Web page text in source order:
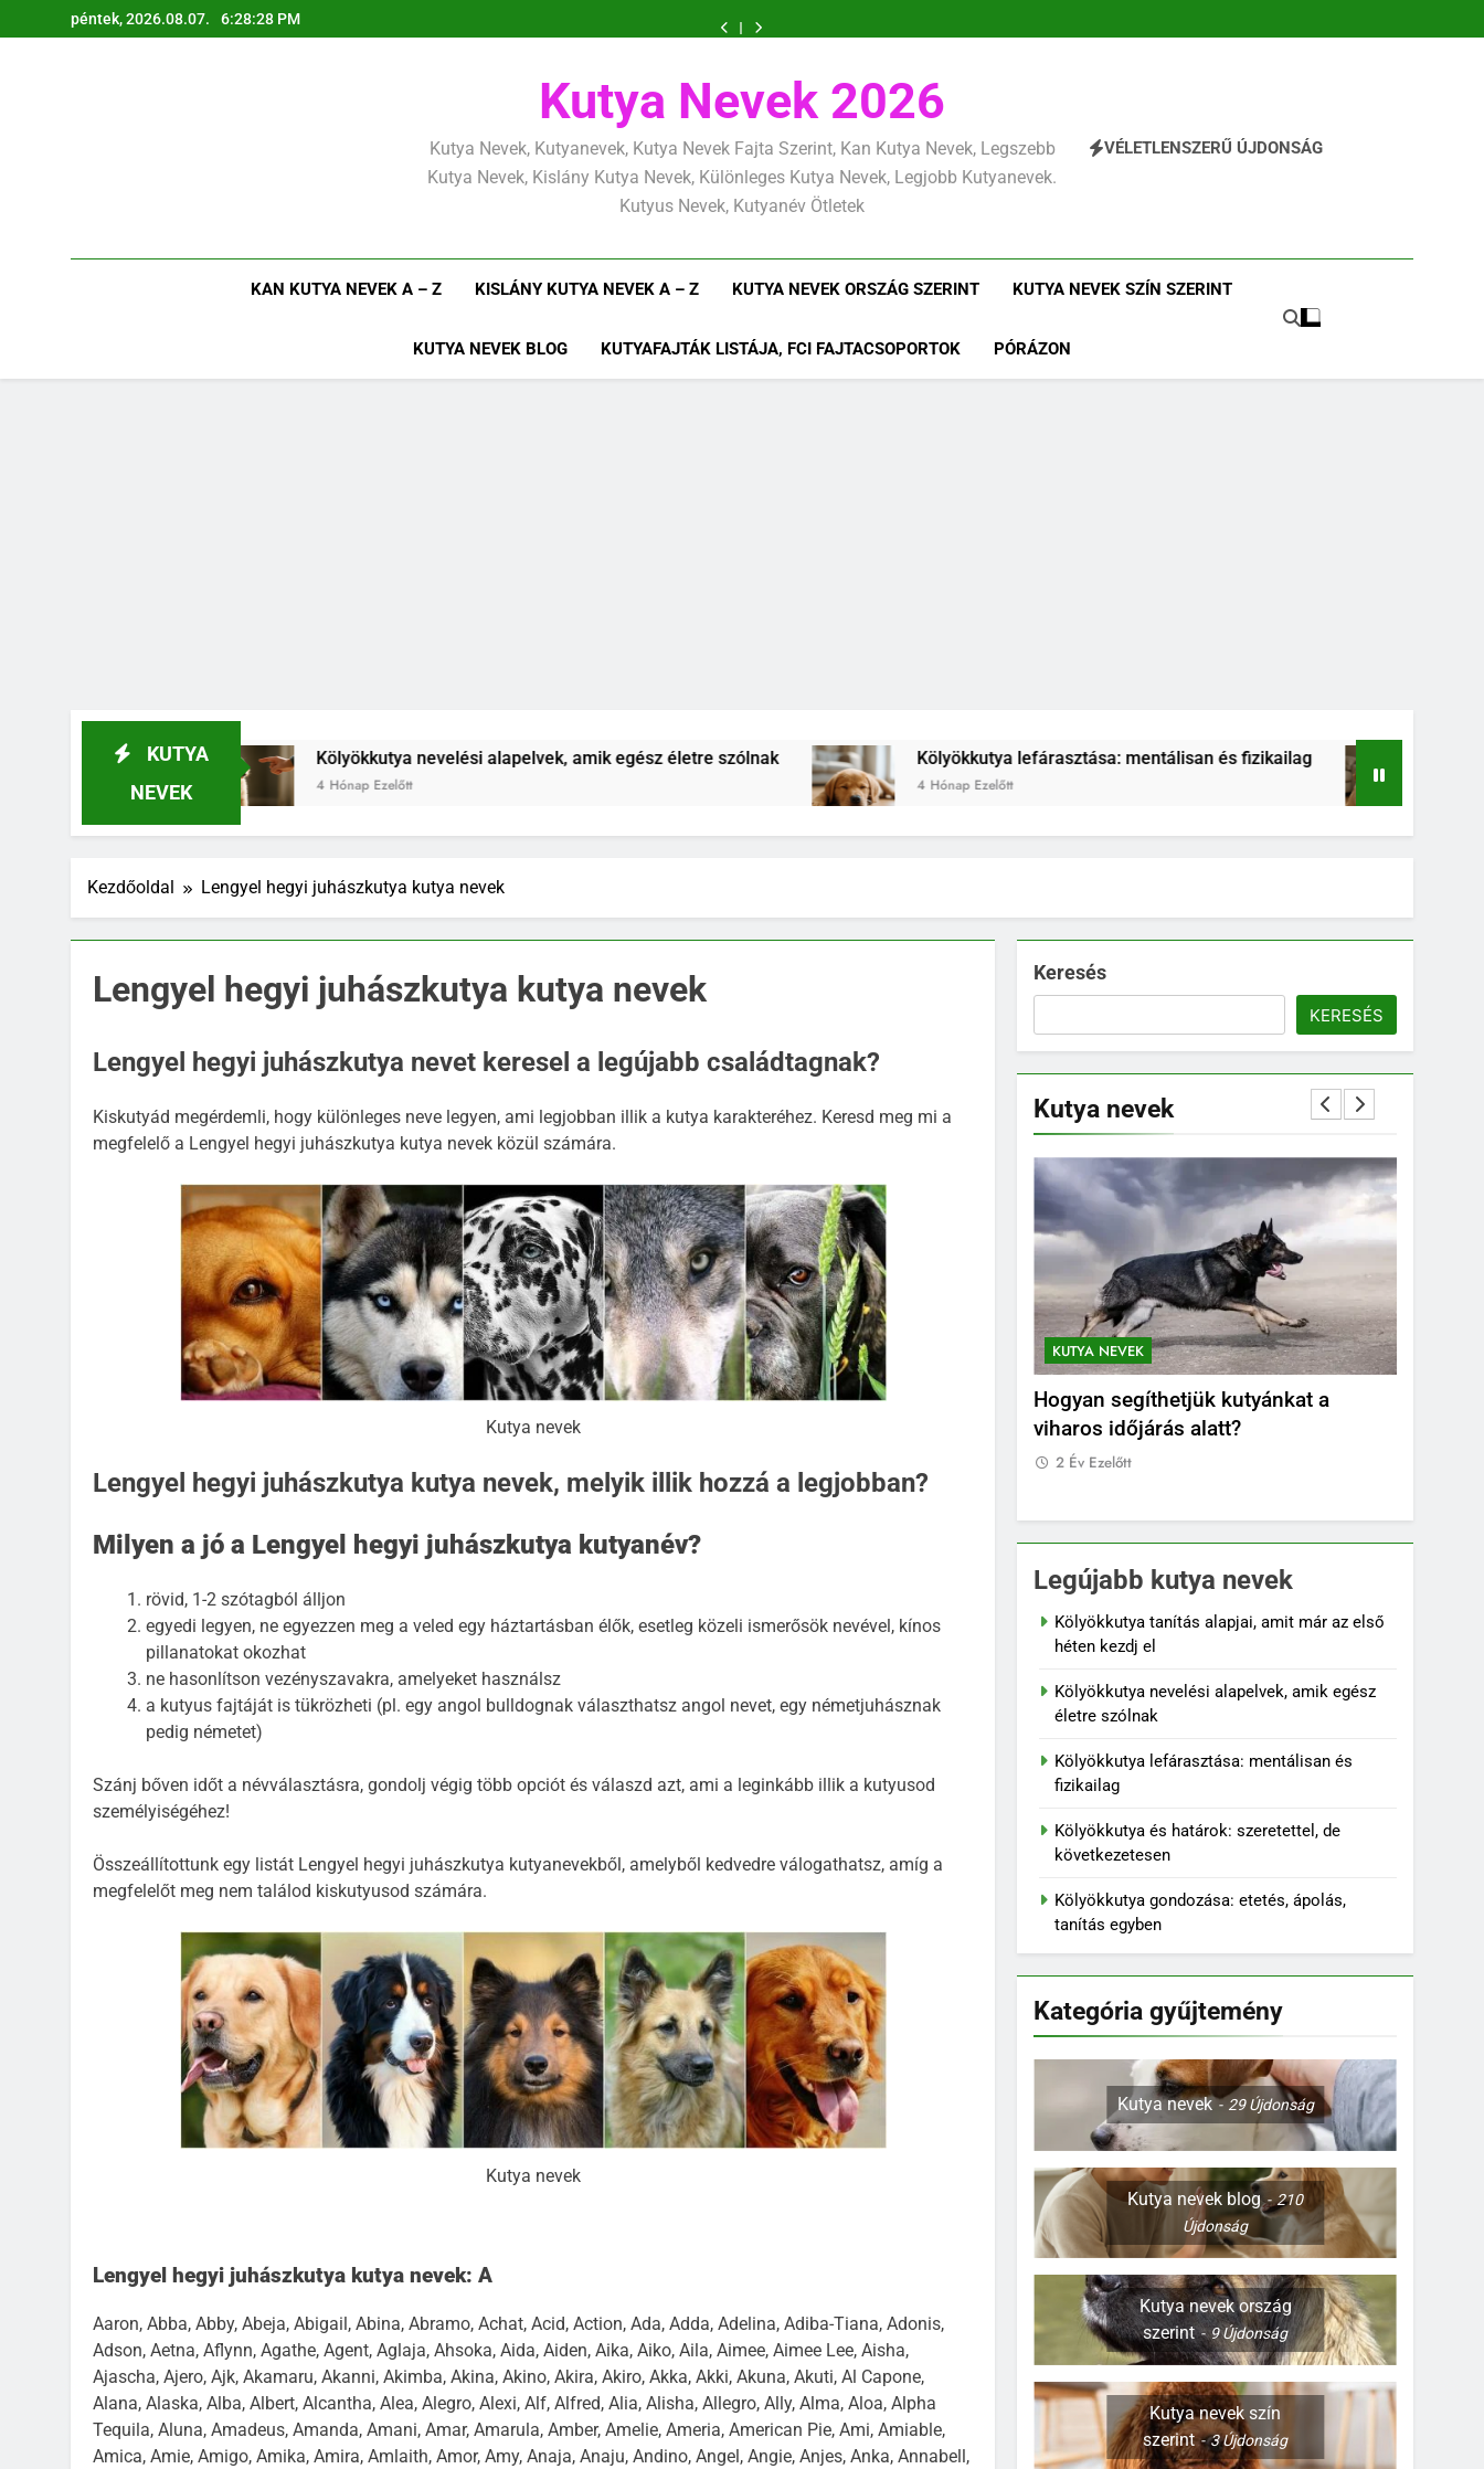
a
péntek, 2026.08.07. 6:28:29 PM
Kölyökkutya
szeretettel,
de
következetesen
Kölyökkutya
már
az
héten
kezdj
el
Kölyökkutya
amik
egész
életre
Kölyökkutya
fizikailag
szeretettel,
de
következetesen
amit
már
az
héten
kezdj
el
amik
egész
életre
mentálisan
és
fizikailag
határok:
szeretettel,
de
Kutya Nevek 2026
Kutya Nevek, Kutyanevek, Kutya Nevek Fajta Szerint, Kan Kutya Nevek, Legszebb
Kutya Nevek, Kislány Kutya Nevek, Különleges Kutya Nevek, Legjobb Kutyanevek.
Kutyus Nevek, Kutyanév Ötletek
VÉLETLENSZERŰ ÚJDONSÁG
KAN KUTYA NEVEK A – Z KISLÁNY KUTYA NEVEK A – Z KUTYA NEVEK ORSZÁG SZERINT KUTYA NEVEK SZÍN SZERINT
KUTYA NEVEK BLOG KUTYAFAJTÁK LISTÁJA, FCI FAJTACSOPORTOK PÓRÁZON
KUTYA
NEVEK
Kölyökkutya nevelési alapelvek, amik egész életre szólnak
4 Hónap Ezelőtt
Kölyökkutya lefárasztása: mentálisan és fizikailag
4 Hónap Ezelőtt
Kölyökkutya és
4 Hónap Ezelőtt
Kezdőoldal Lengyel hegyi juhászkutya kutya nevek
Lengyel hegyi juhászkutya kutya nevek
Lengyel hegyi juhászkutya nevet keresel a legújabb családtagnak?
Kiskutyád megérdemli, hogy különleges neve legyen, ami legjobban illik a kutya karakteréhez. Keresd meg mi a
megfelelő a Lengyel hegyi juhászkutya kutya nevek közül számára.
Kutya nevek
Lengyel hegyi juhászkutya kutya nevek, melyik illik hozzá a legjobban?
Milyen a jó a Lengyel hegyi juhászkutya kutyanév?
rövid, 1-2 szótagból álljon
egyedi legyen, ne egyezzen meg a veled egy háztartásban élők, esetleg közeli ismerősök nevével, kínos
pillanatokat okozhat
ne hasonlítson vezényszavakra, amelyeket használsz
a kutyus fajtáját is tükrözheti (pl. egy angol bulldognak választhatsz angol nevet, egy németjuhásznak
pedig németet)
Szánj bőven időt a névválasztásra, gondolj végig több opciót és válaszd azt, ami a leginkább illik a kutyusod
személyiségéhez!
Összeállítottunk egy listát Lengyel hegyi juhászkutya kutyanevekből, amelyből kedvedre válogathatsz, amíg a
megfelelőt meg nem találod kiskutyusod számára.
Kutya nevek
Lengyel hegyi juhászkutya kutya nevek: A
Aaron, Abba, Abby, Abeja, Abigail, Abina, Abramo, Achat, Acid, Action, Ada, Adda, Adelina, Adiba-Tiana, Adonis,
Adson, Aetna, Aflynn, Agathe, Agent, Aglaja, Ahsoka, Aida, Aiden, Aika, Aiko, Aila, Aimee, Aimee Lee, Aisha,
Ajascha, Ajero, Ajk, Akamaru, Akanni, Akimba, Akina, Akino, Akira, Akiro, Akka, Akki, Akuna, Akuti, Al Capone,
Alana, Alaska, Alba, Albert, Alcantha, Alea, Alegro, Alexi, Alf, Alfred, Alia, Alisha, Allegro, Ally, Alma, Aloa, Alpha
Tequila, Aluna, Amadeus, Amanda, Amani, Amar, Amarula, Amber, Amelie, Ameria, American Pie, Ami, Amiable,
Amica, Amie, Amigo, Amika, Amira, Amlaith, Amor, Amy, Anaja, Anaju, Andino, Angel, Angie, Anjes, Anka, Annabell,
Keresés
KERESÉS
Kutya nevek
KUTYA NEVEK KUTYA NEVEK ORSZÁG SZERINT
Spanyol kutya nevek
KUTYA NEVEK
A kutyák és a szokások: Hogyan
2 Év Ezelőtt
KUTYA NEVEK
Hogyan segíthetjük kutyánkat a
viharos időjárás alatt?
2 Év Ezelőtt
Legújabb kutya nevek
Kölyökkutya tanítás alapjai, amit már az első
héten kezdj el
Kölyökkutya nevelési alapelvek, amik egész
életre szólnak
Kölyökkutya lefárasztása: mentálisan és
fizikailag
Kölyökkutya és határok: szeretettel, de
következetesen
Kölyökkutya gondozása: etetés, ápolás,
tanítás egyben
Kategória gyűjtemény
Kutya nevek 29Újdonság
Kutya nevek blog
210
Újdonság
Kutya nevek ország
szerint
9Újdonság
Kutya nevek szín
szerint
3Újdonság